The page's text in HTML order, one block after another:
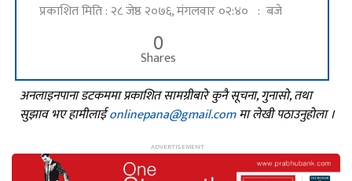
प्रकाशित मिति : २८ जेष्ठ २०७६, मंगलवार ०२:४० : बजे
0
Shares
अनलाइनपाना डटकममा प्रकाशित सामग्रीबारे कुनै सूचना, गुनासो, तथा
सुझाव भए हामीलाईonlinepana@gmail.comमा लेखी पठाउनुहोला ।